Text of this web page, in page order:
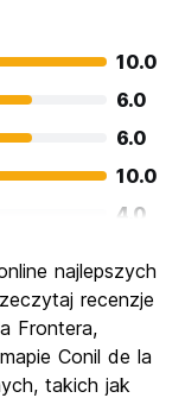
10.0
6.0
6.0
10.0
4.0
6.0
8.0
najlepszych
recenzje
Frontera,
Conil de la
takich jak